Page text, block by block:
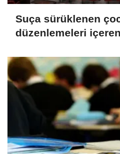
Suça sürüklenen
düzenlemeleri